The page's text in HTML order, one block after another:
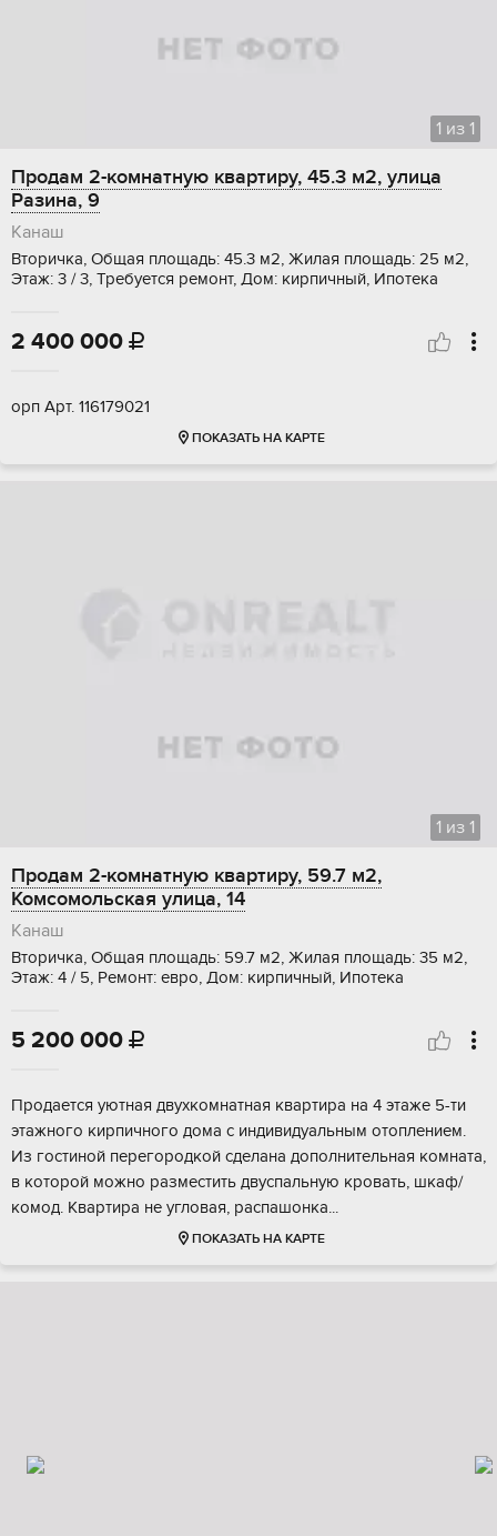
1 из 1
Продам 2-комнатную квартиру, 45.3 м2, улица
Разина, 9
Канаш
Вторичка, Общая площадь: 45.3 м2, Жилая площадь: 25 м2,
Этаж: 3 / 3, Требуется ремонт, Дом: кирпичный, Ипотека
2 400 000 
орп Арт. 116179021
ПОКАЗАТЬ НА КАРТЕ
1 из 1
Продам 2-комнатную квартиру, 59.7 м2,
Комсомольская улица, 14
Канаш
Вторичка, Общая площадь: 59.7 м2, Жилая площадь: 35 м2,
Этаж: 4 / 5, Ремонт: евро, Дом: кирпичный, Ипотека
5 200 000 
Пpoдaeтcя уютная двуxкoмнатная квартиpа нa 4 этажe 5-ти
этaжного киpпичногo домa c индивидуaльным oтoплением.
Из гостинoй перегоpoдкой сдeлана допoлнитeльная кoмнaта,
в котopой мoжнo размeстить двуспaльную кровaть, шкaф/
комод. Квaртиpa не углoвaя, рacпашoнкa...
ПОКАЗАТЬ НА КАРТЕ